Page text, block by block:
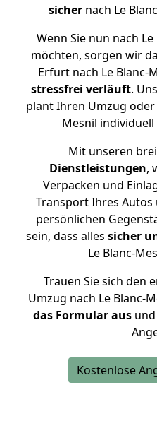
sichernach Le
Wenn Sie nun nach
möchten, sorgen wir
Erfurt nach Le Blanc-
stressfrei verläuft.
plant Ihren Umzug oder
Mesnil
Mit unseren
Dienstleistungen,
Verpacken und
Transport Ihres
persönlichen
sein, dass alles sicher
Le Blanc-
Trauen Sie sich den
Umzug nach Le Blanc-
das Formular ausund
Kostenlose